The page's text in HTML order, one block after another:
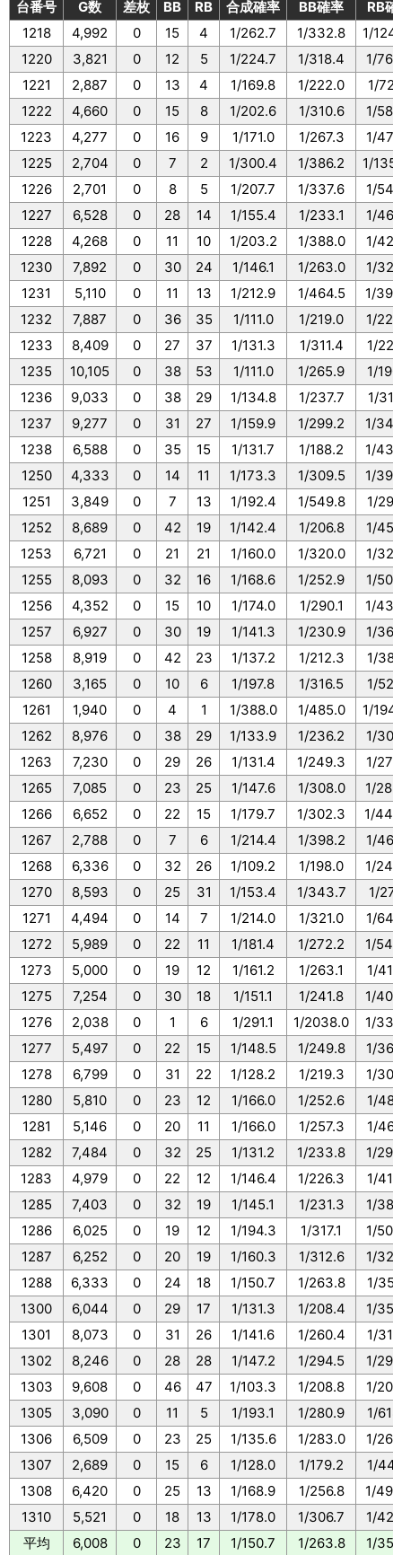
台番号 G数 差枚 BB RB 合成確率 BB確率
RB確
1218
4,992 0 15 4 1/262.7 1/332.8
1/
1220
3,821 0 12 5 1/224.7 1/318.4
1/
1221
2,887 0 13 4 1/169.8 1/222.0
1/
1222
4,660 0 15 8 1/202.6 1/310.6
1/
1223
4,277 0 16 9 1/171.0 1/267.3
1/
1225
2,704 0 7 2 1/300.4 1/386.2
1/
1226
2,701 0 8 5 1/207.7 1/337.6
1/
1227
6,528 0 28 14 1/155.4 1/233.1
1/
1228
4,268 0 11 10 1/203.2 1/388.0
1/
1230
7,892 0 30 24 1/146.1 1/263.0
1/
1231
5,110 0 11 13 1/212.9 1/464.5
1/
1232
7,887 0 36 35 1/111.0 1/219.0
1/
1233
8,409 0 27 37 1/131.3 1/311.4
1/
1235
10,105 0 38 53 1/111.0 1/265.9
1/
1236
9,033 0 38 29 1/134.8 1/237.7
1/
1237
9,277 0 31 27 1/159.9 1/299.2
1/
1238
6,588 0 35 15 1/131.7 1/188.2
1/
1250
4,333 0 14 11 1/173.3 1/309.5
1/
1251
3,849 0 7 13 1/192.4 1/549.8
1/
1252
8,689 0 42 19 1/142.4 1/206.8
1/
1253
6,721 0 21 21 1/160.0 1/320.0
1/
1255
8,093 0 32 16 1/168.6 1/252.9
1/
1256
4,352 0 15 10 1/174.0 1/290.1
1/
1257
6,927 0 30 19 1/141.3 1/230.9
1/
1258
8,919 0 42 23 1/137.2 1/212.3
1/
1260
3,165 0 10 6 1/197.8 1/316.5
1/
1261
1,940 0 4 1 1/388.0 1/485.0
1/
1262
8,976 0 38 29 1/133.9 1/236.2
1/
1263
7,230 0 29 26 1/131.4 1/249.3
1/
1265
7,085 0 23 25 1/147.6 1/308.0
1/
1266
6,652 0 22 15 1/179.7 1/302.3
1/
1267
2,788 0 7 6 1/214.4 1/398.2
1/
1268
6,336 0 32 26 1/109.2 1/198.0
1/
1270
8,593 0 25 31 1/153.4 1/343.7
1/
1271
4,494 0 14 7 1/214.0 1/321.0
1/
1272
5,989 0 22 11 1/181.4 1/272.2
1/
1273
5,000 0 19 12 1/161.2 1/263.1
1/
1275
7,254 0 30 18 1/151.1 1/241.8
1/
1276
2,038 0 1 6 1/291.1 1/2038.0
1/
1277
5,497 0 22 15 1/148.5 1/249.8
1/
1278
6,799 0 31 22 1/128.2 1/219.3
1/
1280
5,810 0 23 12 1/166.0 1/252.6
1/
1281
5,146 0 20 11 1/166.0 1/257.3
1/
1282
7,484 0 32 25 1/131.2 1/233.8
1/
1283
4,979 0 22 12 1/146.4 1/226.3
1/
1285
7,403 0 32 19 1/145.1 1/231.3
1/
1286
6,025 0 19 12 1/194.3 1/317.1
1/
1287
6,252 0 20 19 1/160.3 1/312.6
1/
1288
6,333 0 24 18 1/150.7 1/263.8
1/
1300
6,044 0 29 17 1/131.3 1/208.4
1/
1301
8,073 0 31 26 1/141.6 1/260.4
1/
1302
8,246 0 28 28 1/147.2 1/294.5
1/
1303
9,608 0 46 47 1/103.3 1/208.8
1/
1305
3,090 0 11 5 1/193.1 1/280.9
1/
1306
6,509 0 23 25 1/135.6 1/283.0
1/
1307
2,689 0 15 6 1/128.0 1/179.2
1/
1308
6,420 0 25 13 1/168.9 1/256.8
1/
1310
5,521 0 18 13 1/178.0 1/306.7
1/
平均
6,008 0 23 17 1/150.7 1/263.8 1/